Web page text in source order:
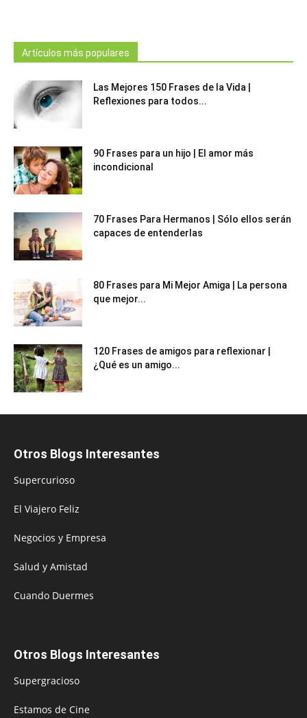
Artículos más populares
Las Mejores 150 Frases de la Vida |
Reflexiones para todos...
90 Frases para un hijo | El amor más
incondicional
70 Frases Para Hermanos | Sólo ellos serán
capaces de entenderlas
80 Frases para Mi Mejor Amiga | La persona
que mejor...
120 Frases de amigos para reflexionar |
¿Qué es un amigo...
Otros Blogs Interesantes
Supercurioso
El Viajero Feliz
Negocios y Empresa
Salud y Amistad
Cuando Duermes
Otros Blogs Interesantes
Supergracioso
Estamos de Cine